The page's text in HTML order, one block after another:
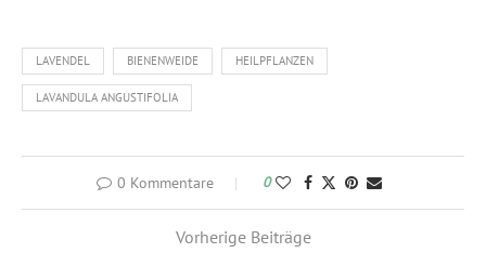
LAVENDEL BIENENWEIDE HEILPFLANZEN
LAVANDULA ANGUSTIFOLIA
0 Kommentare 0
Vorherige Beiträge